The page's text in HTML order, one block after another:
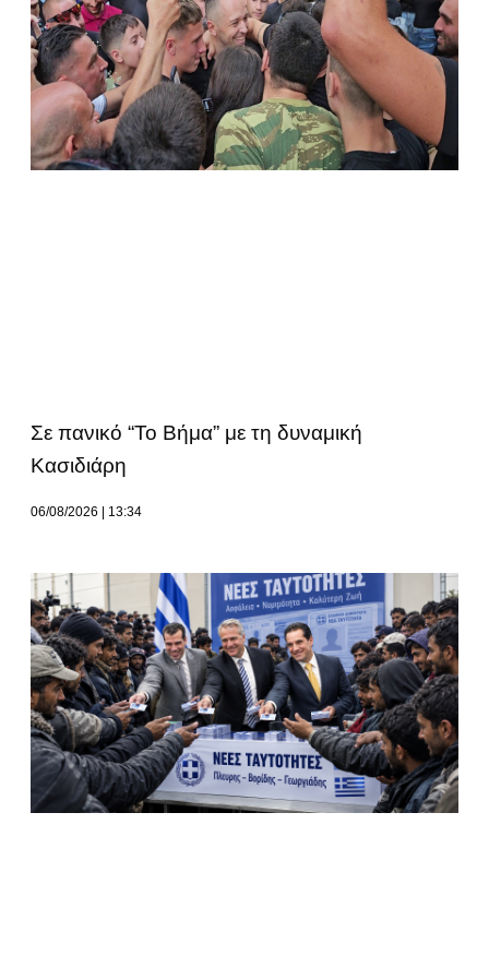
Σε πανικό “Το Βήμα” με τη δυναμική
Κασιδιάρη
06/08/2026 13:34